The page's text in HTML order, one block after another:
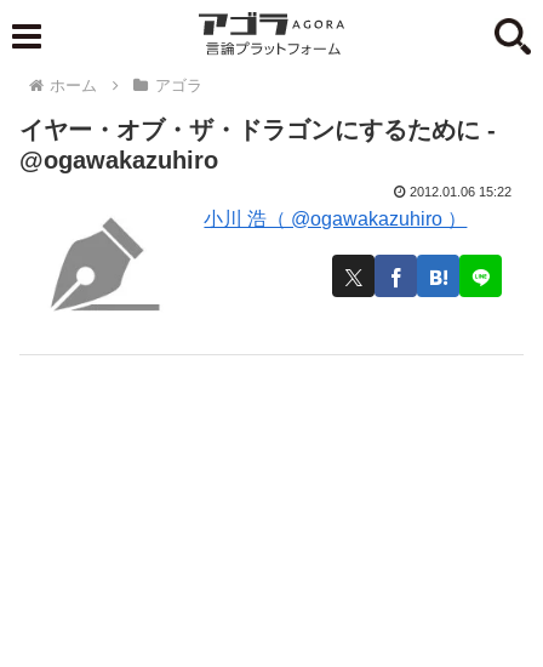
ホーム アゴラ
イヤー・オブ・ザ・ドラゴンにするために -
@ogawakazuhiro
小川 浩（ @ogawakazuhiro ）
2012.01.06 15:22